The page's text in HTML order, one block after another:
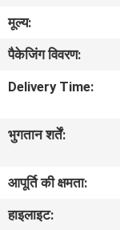
गुणवत्ता
नियंत्रण
करें
समाचार
मूल्य:
पैकेजिंग विवरण:
Delivery Time:
भुगतान शर्तें:
आपूर्ति की क्षमता:
हाइलाइट: